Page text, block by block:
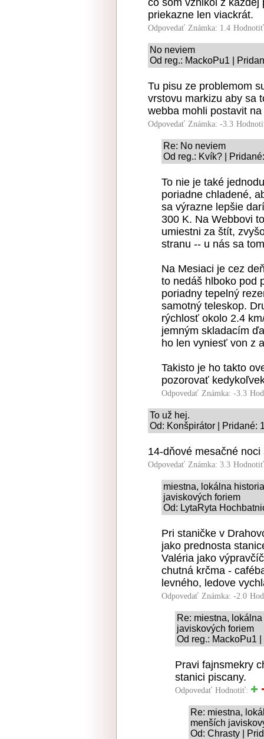
čo som vznikol z
priekazne len viackrát.
Odpovedať Známka: 1.4
No neviem
Od reg.: MackoPu1 |
Tu pisu ze problemom
vrstovu markizu aby sa
webba mohli postavit
Odpovedať Známka: -3.3
Re: No neviem
Od reg.: Kvík? |
To nie je také
poriadne chladené,
sa výrazne lepšie
300 K. Na Webbovi
umiestni za štít,
stranu -- u nás sa
Na Mesiaci je cez
to nedáš hlboko pod
poriadny tepelný
samotný teleskop.
rýchlosť okolo 2.4
jemným skladacím
ho len vyniesť von z
Takisto je ho takto
pozorovať
Odpovedať Známka: -3.3
To už hej.
Od: Konšpirátor | Pridané:
14-dňové mesačné
Odpovedať Známka: 3.3
miestna, lokálna
javiskových foriem
Od: LytaRyta
Pri staničke v
jako prednosta
Valéria jako
chutná krčma -
levného, ledove
Odpovedať Známka: -2.0
Re: miestna,
javiskových foriem
Od reg.: MackoPu1
Pravi fajnsmekry
stanici piscany.
Odpovedať Hodnotiť:
Re: miestna,
menších
Od: Chrasty |